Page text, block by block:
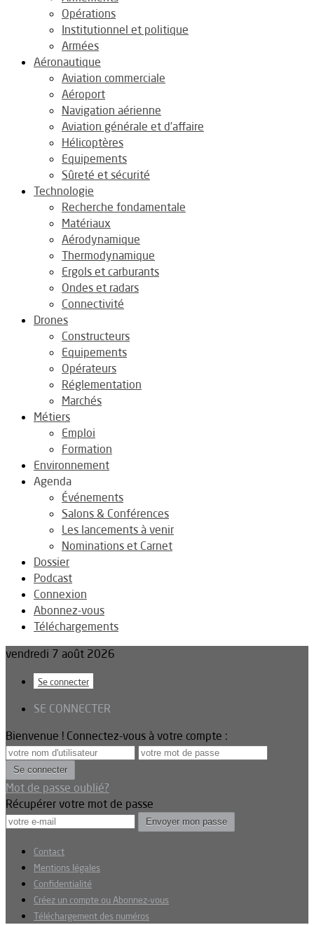
Opérations
Institutionnel et politique
Armées
Aéronautique
Aviation commerciale
Aéroport
Navigation aérienne
Aviation générale et d’affaire
Hélicoptères
Equipements
Sûreté et sécurité
Technologie
Recherche fondamentale
Matériaux
Aérodynamique
Thermodynamique
Ergols et carburants
Ondes et radars
Connectivité
Drones
Constructeurs
Equipements
Opérateurs
Réglementation
Marchés
Métiers
Emploi
Formation
Environnement
Agenda
Événements
Salons & Conférences
Les lancements à venir
Nominations et Carnet
Dossier
Podcast
Connexion
Abonnez-vous
Téléchargements
vendredi 7 août 2026
Se connecter
SE CONNECTER
Bienvenue ! Connectez-vous à votre compte :
Mot de passe oublié?
Récupérer votre mot de passe
Contact
Mentions légales
Confidentialité
Créez un compte ou Abonnez-vous
Téléchargement des numéros